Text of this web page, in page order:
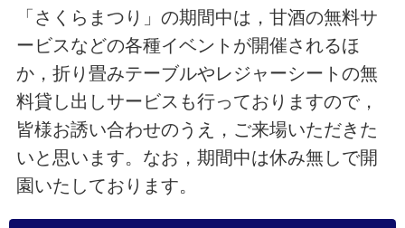
「さくらまつり」の期間中は，甘酒の無料サ
ービスなどの各種イベントが開催されるほ
か，折り畳みテーブルやレジャーシートの無
料貸し出しサービスも行っておりますので，
皆様お誘い合わせのうえ，ご来場いただきた
いと思います。なお，期間中は休み無しで開
園いたしております。